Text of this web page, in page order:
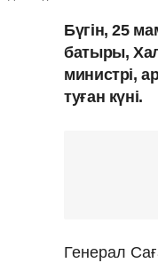
Бүгін, 25
батыры,
министрі,
туған күні.
Генерал